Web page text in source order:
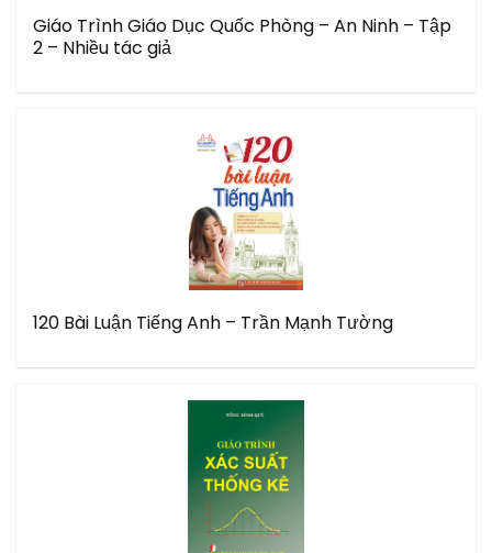
Giáo Trình Giáo Dục Quốc Phòng – An Ninh – Tập
2 – Nhiều tác giả
120 Bài Luận Tiếng Anh – Trần Mạnh Tường